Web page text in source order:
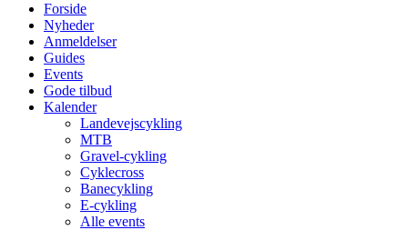
Forside
Nyheder
Anmeldelser
Guides
Events
Gode tilbud
Kalender
Landevejscykling
MTB
Gravel-cykling
Cyklecross
Banecykling
E-cykling
Alle events